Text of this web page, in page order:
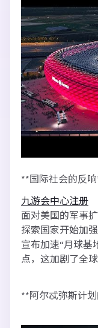
**国际社会的反
九游会中心注册
面对美国的军事
探索国家开始加
宣布加速“月球基
点，这加剧了全
**阿尔忒弥斯计